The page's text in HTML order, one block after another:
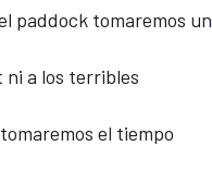
paddock tomaremos un
ni a los terribles
el tiempo